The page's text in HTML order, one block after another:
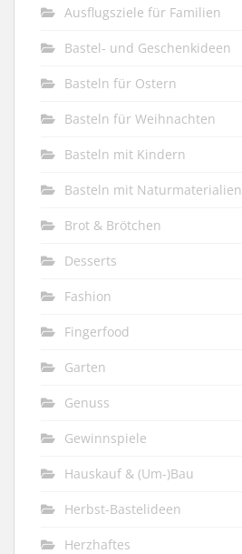
Ausflugsziele für Familien
Bastel- und Geschenkideen
Basteln für Ostern
Basteln für Weihnachten
Basteln mit Kindern
Basteln mit Naturmaterialien
Brot & Brötchen
Desserts
Fashion
Fingerfood
Garten
Genuss
Gewinnspiele
Hauskauf & (Um-)Bau
Herbst-Bastelideen
Herzhaftes